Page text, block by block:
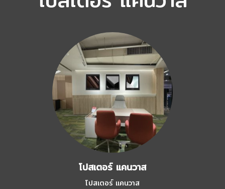
โปสเตอร์ แคนวาส
โปสเตอร์ แคนวาส